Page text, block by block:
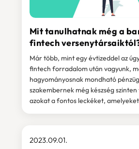
Mit tanulhatnak még a
fintech
Már több, mint egy évtizeddel az
fintech forradalom után vagyunk,
hagyományosnak mondható
szakembernek még készség
azokat a fontos leckéket,
2023.09.01.